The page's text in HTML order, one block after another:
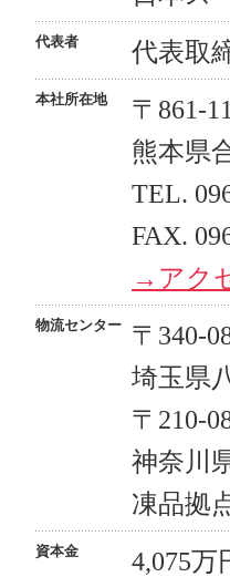
代表者 代表取
本社所在地
〒861-
熊本県
TEL.
FAX.
→アク
物流センター
〒340-
埼玉県
〒210-
神奈川
凍品拠
資本金 4,075万